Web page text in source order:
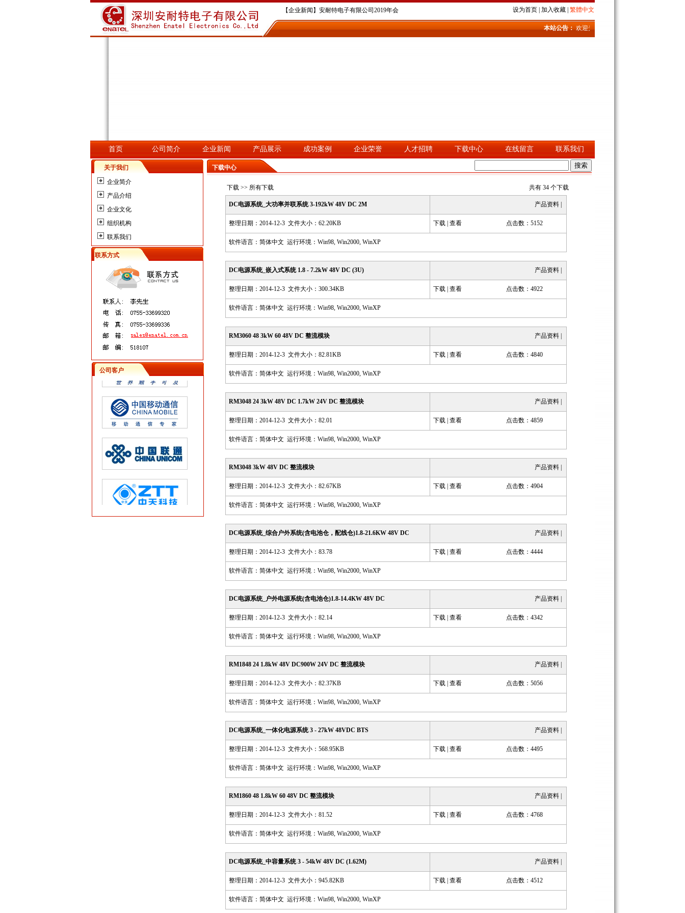
【企业新闻】安耐特电子有限公司2019年会
【企业新闻】深圳安耐特电子有限公司2019年度合作交流活动
【企业新闻】深圳安耐特电子有限公司于2018年10月再次通过...
设为首页 加入收藏 繁體中文
本站公告： 欢迎光临深圳安耐特电子有限公司
首页 公司简介 企业新闻 产品展示 成功案例 企业荣誉 人才招聘 下载中心 在线留言 联系我们
关于我们
企业简介
产品介绍
企业文化
组织机构
联系我们
联系方式
公司客户
下载中心
下载>> 所有下载 共有 34 个下载
DC电源系统_大功率并联系统 3-192kW 48V DC 2M 产品资料|
整理日期：2014-12-3 文件大小：62.20KB 下载| 查看 点击数：5152
软件语言：简体中文 运行环境：Win98, Win2000, WinXP
DC电源系统_嵌入式系统 1.8 - 7.2kW 48V DC (3U) 产品资料|
整理日期：2014-12-3 文件大小：300.34KB 下载| 查看 点击数：4922
软件语言：简体中文 运行环境：Win98, Win2000, WinXP
RM3060 48 3kW 60 48V DC 整流模块 产品资料|
整理日期：2014-12-3 文件大小：82.81KB 下载| 查看 点击数：4840
软件语言：简体中文 运行环境：Win98, Win2000, WinXP
RM3048 24 3kW 48V DC 1.7kW 24V DC 整流模块 产品资料|
整理日期：2014-12-3 文件大小：82.01 下载| 查看 点击数：4859
软件语言：简体中文 运行环境：Win98, Win2000, WinXP
RM3048 3kW 48V DC 整流模块 产品资料|
整理日期：2014-12-3 文件大小：82.67KB 下载| 查看 点击数：4904
软件语言：简体中文 运行环境：Win98, Win2000, WinXP
DC电源系统_综合户外系统(含电池仓，配线仓)1.8-21.6KW 48V DC 产品资料|
整理日期：2014-12-3 文件大小：83.78 下载| 查看 点击数：4444
软件语言：简体中文 运行环境：Win98, Win2000, WinXP
DC电源系统_户外电源系统(含电池仓)1.8-14.4KW 48V DC 产品资料|
整理日期：2014-12-3 文件大小：82.14 下载| 查看 点击数：4342
软件语言：简体中文 运行环境：Win98, Win2000, WinXP
RM1848 24 1.8kW 48V DC900W 24V DC 整流模块 产品资料|
整理日期：2014-12-3 文件大小：82.37KB 下载| 查看 点击数：5056
软件语言：简体中文 运行环境：Win98, Win2000, WinXP
DC电源系统_一体化电源系统 3 - 27kW 48VDC BTS 产品资料|
整理日期：2014-12-3 文件大小：568.95KB 下载| 查看 点击数：4495
软件语言：简体中文 运行环境：Win98, Win2000, WinXP
RM1860 48 1.8kW 60 48V DC 整流模块 产品资料|
整理日期：2014-12-3 文件大小：81.52 下载| 查看 点击数：4768
软件语言：简体中文 运行环境：Win98, Win2000, WinXP
DC电源系统_中容量系统 3 - 54kW 48V DC (1.62M) 产品资料|
整理日期：2014-12-3 文件大小：945.82KB 下载| 查看 点击数：4512
软件语言：简体中文 运行环境：Win98, Win2000, WinXP